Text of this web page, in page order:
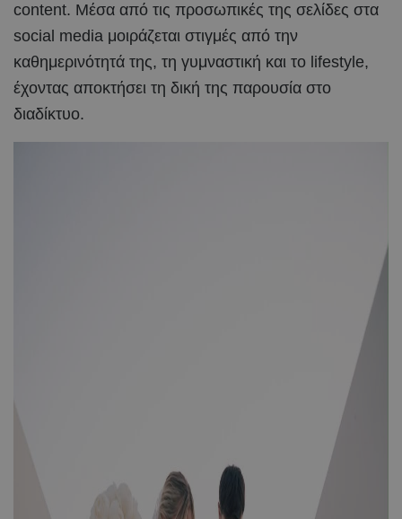
content. Μέσα από τις προσωπικές της σελίδες στα
social media μοιράζεται στιγμές από την
καθημερινότητά της, τη γυμναστική και το lifestyle,
έχοντας αποκτήσει τη δική της παρουσία στο
διαδίκτυο.